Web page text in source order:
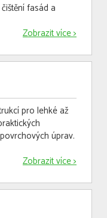
fasád a
Zobrazit více >
pro lehké až
úprav.
Zobrazit více >